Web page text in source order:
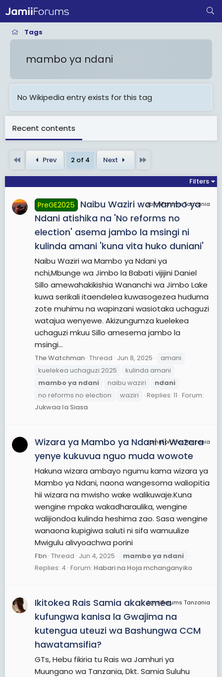
Tags
mambo ya ndani
No Wikipedia entry exists for this tag
Recent contents
Prev 2 of 4 Next
Filters
JamiiForums Tanzania
PreGE2025
Naibu Waziri wa Mambo ya
Ndani atishika na 'No reforms no
election' asema jambo la msingi ni
kulinda amani 'kuna vita huko duniani'
Naibu Waziri wa Mambo ya Ndani ya
nchi,Mbunge wa Jimbo la Babati vijijini Daniel
Sillo amewahakikishia Wananchi wa Jimbo Lake
kuwa serikali itaendelea kuwasogezea huduma
zote muhimu na wapinzani wasiotaka uchaguzi
watajua wenyewe. Akizungumza kuelekea
uchaguzi mkuu Sillo amesema jambo la
msingi...
The Watchman Thread Jun 8, 2025
amani
kuelekea uchaguzi 2025
kulinda amani
mamboya ndani naibu waziri
ndani
no reforms no election
waziri Replies: 11 Forum:
Jukwaa la Siasa
JamiiForums Tanzania
Wizara ya Mambo ya Ndani ni Wazara
yenye kukuvua nguo muda wowote
Hakuna wizara ambayo ngumu kama wizara ya
Mambo ya Ndani, naona wangesoma waliopitia
hii wizara na mwisho wake walikuwaje.Kuna
wengine mpaka wakadharaulika, wengine
walijiondoa kulinda heshima zao. Sasa wengine
wanaona kupigiwa saluti ni sifa wamuulize
Mwigulu alivyoachwa porini
Fbn Thread Jun 4, 2025 mamboya ndani
Replies: 4 Forum: Habari na Hoja mchanganyiko
JamiiForums Tanzania
Ikitokea Rais Samia akakemea
kufungwa kanisa la Gwajima na
kutengua uteuzi wa Bashungwa CCM
hawatamsifia?
GTs, Hebu fikiria tu Rais wa Jamhuri ya
Muungano wa Tanzania, Dkt. Samia Suluhu